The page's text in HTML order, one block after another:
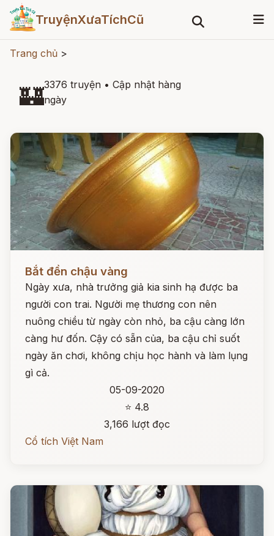
TruyệnXưaTíchCũ
Trang chủ >
🏰3376 truyện • Cập nhật hàng
ngày
Đọc ngay
Bắt đền chậu vàng
Ngày xưa, nhà trưởng giả kia sinh hạ được ba
người con trai. Người mẹ thương con nên
nuông chiều từ ngày còn nhỏ, ba cậu càng lớn
càng hư đốn. Cậy có sẵn của, ba cậu chỉ suốt
ngày ăn chơi, không chịu học hành và làm lụng
gì cả.
05-09-2020
⭐ 4.8
3,166 lượt đọc
Cổ tích Việt Nam